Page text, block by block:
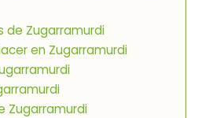
de Zugarramurdi
en Zugarramurdi
Zugarramurdi